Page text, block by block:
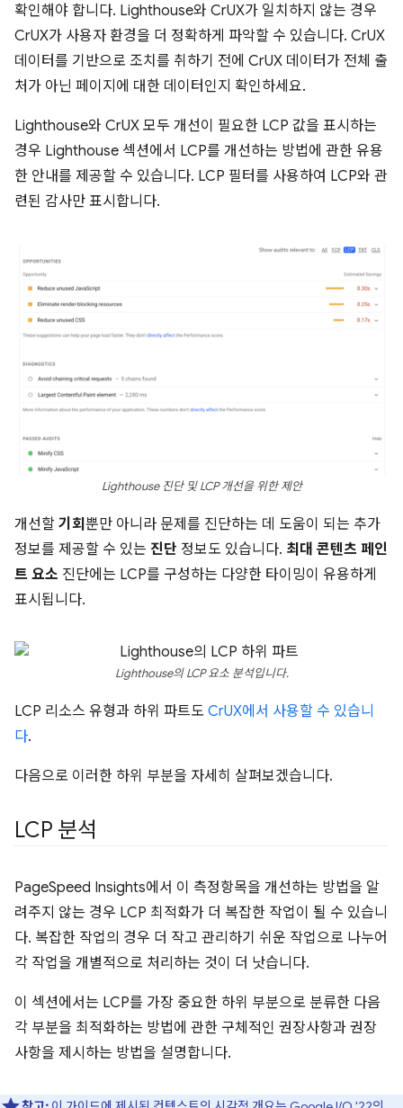
확인해야 합니다. Lighthouse와 CrUX가 일치하지 않는 경우
CrUX가 사용자 환경을 더 정확하게 파악할 수 있습니다. CrUX
데이터를 기반으로 조치를 취하기 전에 CrUX 데이터가 전체 출
처가 아닌 페이지에 대한 데이터인지 확인하세요.
Lighthouse와 CrUX 모두 개선이 필요한 LCP 값을 표시하는
경우 Lighthouse 섹션에서 LCP를 개선하는 방법에 관한 유용
한 안내를 제공할 수 있습니다. LCP 필터를 사용하여 LCP와 관
련된 감사만 표시합니다.
Lighthouse 진단 및 LCP 개선을 위한 제안
개선할 기회 뿐만 아니라 문제를 진단하는 데 도움이 되는 추가
정보를 제공할 수 있는 진단 정보도 있습니다. 최대 콘텐츠 페인
트 요소 진단에는 LCP를 구성하는 다양한 타이밍이 유용하게
표시됩니다.
Lighthouse의 LCP 요소 분석입니다.
LCP 리소스 유형과 하위 파트도 CrUX에서 사용할 수 있습니
다.
다음으로 이러한 하위 부분을 자세히 살펴보겠습니다.
LCP 분석
PageSpeed Insights에서 이 측정항목을 개선하는 방법을 알
려주지 않는 경우 LCP 최적화가 더 복잡한 작업이 될 수 있습니
다. 복잡한 작업의 경우 더 작고 관리하기 쉬운 작업으로 나누어
각 작업을 개별적으로 처리하는 것이 더 낫습니다.
이 섹션에서는 LCP를 가장 중요한 하위 부분으로 분류한 다음
각 부분을 최적화하는 방법에 관한 구체적인 권장사항과 권장
사항을 제시하는 방법을 설명합니다.